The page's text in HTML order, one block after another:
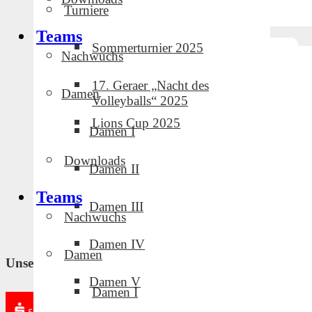
Teams
Nachwuchs
Damen
Damen I
Damen II
Damen III
Damen IV
Damen V
Turniere
Sommerturnier 2025
17. Geraer „Nacht des
Volleyballs“ 2025
Lions Cup 2025
Downloads
Teams
Nachwuchs
Damen
Damen I
Unsere Partner und Sponsoren